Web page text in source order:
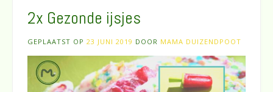
2x Gezonde ijsjes
GEPLAATST OP 23 JUNI 2019 DOOR MAMA DUIZENDPOOT